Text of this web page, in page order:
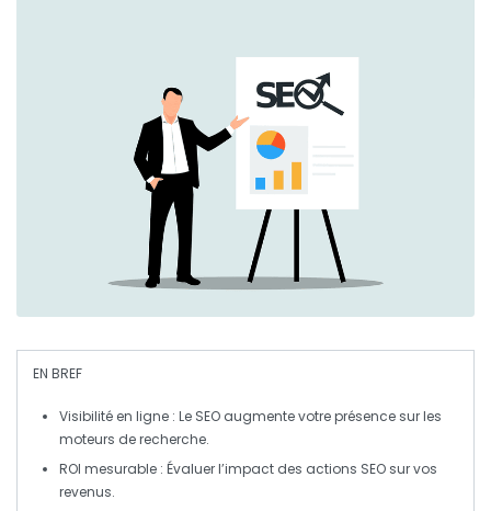
EN BREF
Visibilité en ligne : Le SEO augmente votre présence sur les
moteurs de recherche.
ROI mesurable : Évaluer l’impact des actions SEO sur vos
revenus.